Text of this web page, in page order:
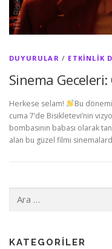
DUYURULAR / ETKINLIK
Sinema
Herkese selam! Bu
cuma 7’de Bisikletevi’nin
bombasının babası olarak
alan bu güzel filmi
KATEGORILER